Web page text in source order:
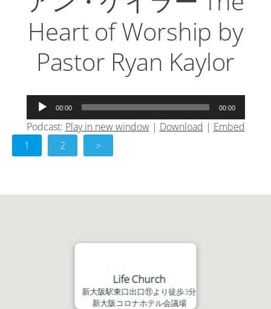
Heart of Worship by
Pastor Ryan Kaylor
声
プ
レ
ー
00:00 00:00
Podcast: Play in new window| Download | Embed
1
2 >
Life Church
新大阪駅東口出口⑪より徒歩3分
新大阪コロナホテル会議場